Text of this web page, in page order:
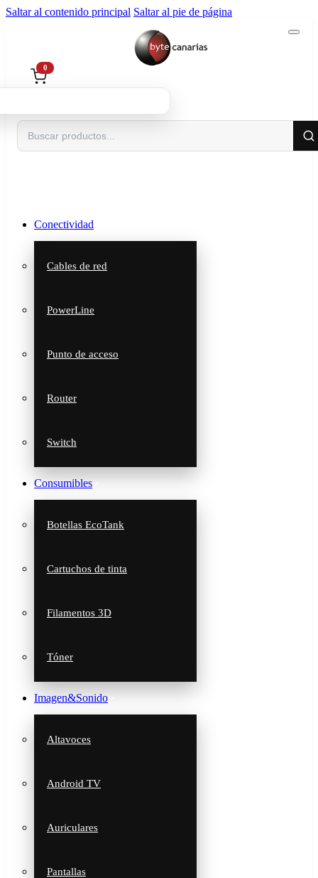
Saltar al contenido principal Saltar al pie de página
Buscar
0
Conectividad
Cables de red
PowerLine
Punto de acceso
Router
Switch
Consumibles
Botellas EcoTank
Cartuchos de tinta
Filamentos 3D
Tóner
Imagen&Sonido
Altavoces
Android TV
Auriculares
Pantallas